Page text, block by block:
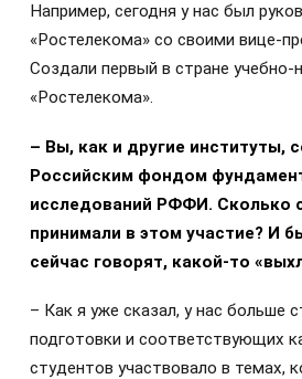
Например, сегодня у нас был
«Ростелекома» со своими вице-
Создали первый в стране учебно-
«Ростелекома».
– Вы, как и другие институты,
Российским фондом
исследований РФФИ. Сколько
принимали в этом участие? И
сейчас говорят, какой-то
– Как я уже сказал, у нас больше
подготовки и соответствующих
студентов участвовало в темах,